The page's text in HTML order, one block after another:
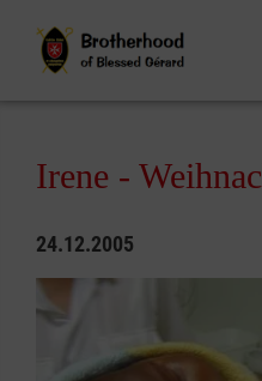
Irene -
24.12.2005